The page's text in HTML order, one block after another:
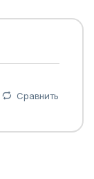
Сравнить